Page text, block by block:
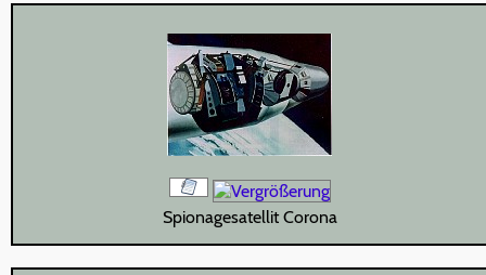
Spionagesatellit Corona